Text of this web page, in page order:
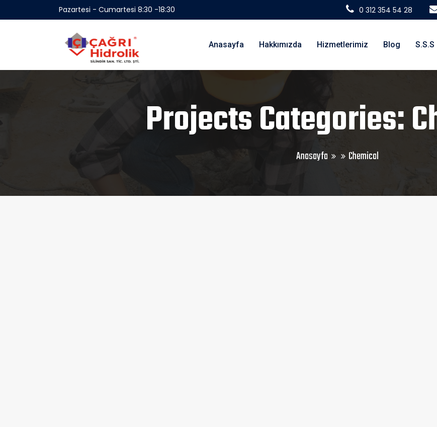
Pazartesi - Cumartesi 8:30 -18:30 0 312 354 54 28
Anasayfa Hakkımızda Hizmetlerimiz Blog S.S.S
Projects Categories:
Anasayfa Chemical